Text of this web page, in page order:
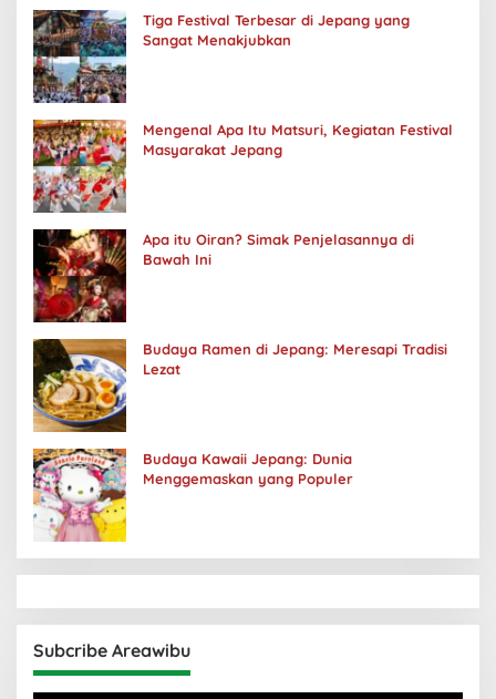
Tiga Festival Terbesar di Jepang yang
Sangat Menakjubkan
Mengenal Apa Itu Matsuri, Kegiatan Festival
Masyarakat Jepang
Apa itu Oiran? Simak Penjelasannya di
Bawah Ini
Budaya Ramen di Jepang: Meresapi Tradisi
Lezat
Budaya Kawaii Jepang: Dunia
Menggemaskan yang Populer
Subcribe Areawibu